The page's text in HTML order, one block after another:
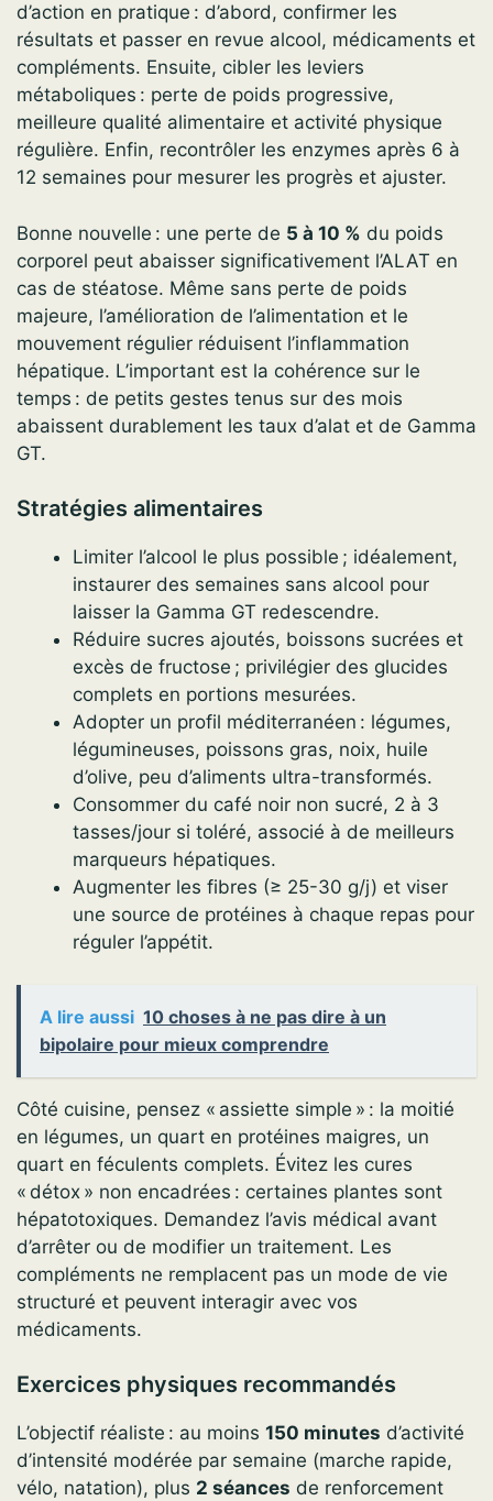
d’action en pratique : d’abord, confirmer les
résultats et passer en revue alcool, médicaments et
compléments. Ensuite, cibler les leviers
métaboliques : perte de poids progressive,
meilleure qualité alimentaire et activité physique
régulière. Enfin, recontrôler les enzymes après 6 à
12 semaines pour mesurer les progrès et ajuster.
Bonne nouvelle : une perte de 5 à 10 % du poids
corporel peut abaisser significativement l’ALAT en
cas de stéatose. Même sans perte de poids
majeure, l’amélioration de l’alimentation et le
mouvement régulier réduisent l’inflammation
hépatique. L’important est la cohérence sur le
temps : de petits gestes tenus sur des mois
abaissent durablement les taux d’alat et de Gamma
GT.
Stratégies alimentaires
Limiter l’alcool le plus possible ; idéalement,
instaurer des semaines sans alcool pour
laisser la Gamma GT redescendre.
Réduire sucres ajoutés, boissons sucrées et
excès de fructose ; privilégier des glucides
complets en portions mesurées.
Adopter un profil méditerranéen : légumes,
légumineuses, poissons gras, noix, huile
d’olive, peu d’aliments ultra-transformés.
Consommer du café noir non sucré, 2 à 3
tasses/jour si toléré, associé à de meilleurs
marqueurs hépatiques.
Augmenter les fibres (≥ 25-30 g/j) et viser
une source de protéines à chaque repas pour
réguler l’appétit.
A lire aussi 10 choses à ne pas dire à un
bipolaire pour mieux comprendre
Côté cuisine, pensez « assiette simple » : la moitié
en légumes, un quart en protéines maigres, un
quart en féculents complets. Évitez les cures
« détox » non encadrées : certaines plantes sont
hépatotoxiques. Demandez l’avis médical avant
d’arrêter ou de modifier un traitement. Les
compléments ne remplacent pas un mode de vie
structuré et peuvent interagir avec vos
médicaments.
Exercices physiques recommandés
L’objectif réaliste : au moins 150 minutes d’activité
d’intensité modérée par semaine (marche rapide,
vélo, natation), plus 2 séances de renforcement